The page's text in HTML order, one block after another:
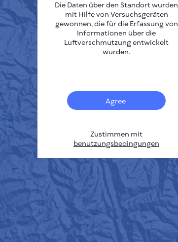
Die Daten über den Standort wurden
mit Hilfe von Versuchsgeräten
gewonnen, die für die Erfassung von
Informationen über die
Luftverschmutzung entwickelt
wurden.
Agree
Zustimmen mit
benutzungsbedingungen